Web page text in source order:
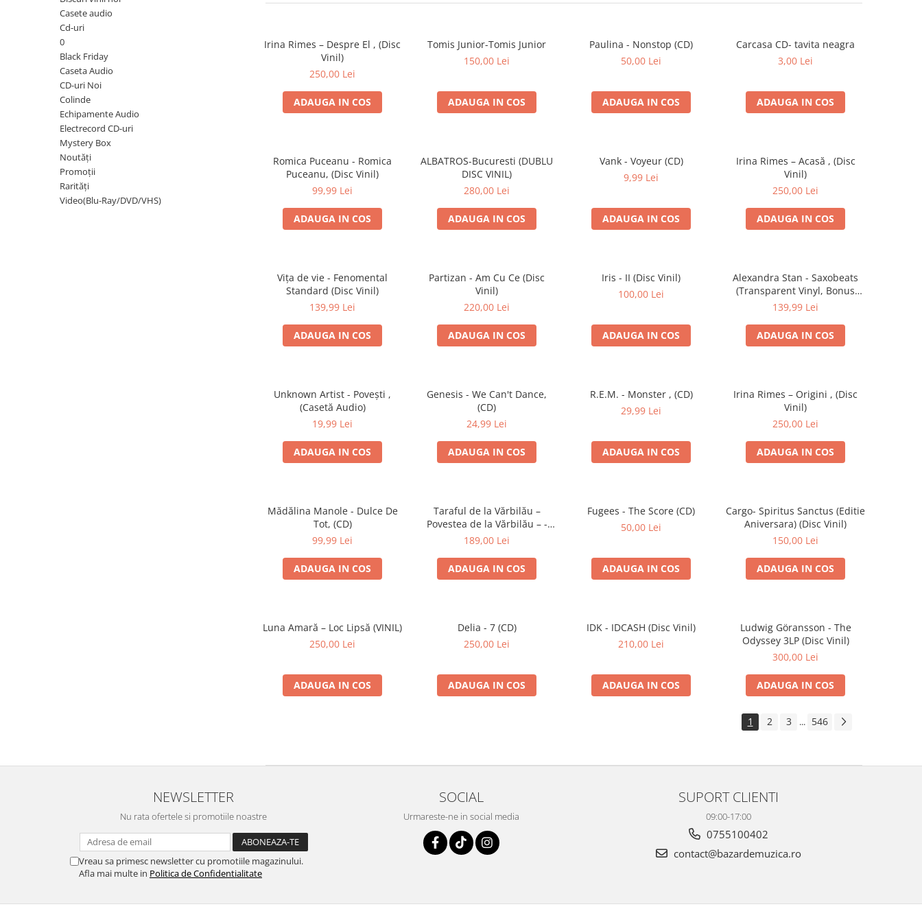
Viniluri Românești
Colecția Electrecord
Casete audio
Cd-uri
0
Black Friday
Caseta Audio
CD-uri Noi
Colinde
Echipamente Audio
Electrecord CD-uri
Mystery Box
Noutăți
Promoții
Rarități
Video(Blu-Ray/DVD/VHS)
Irina Rimes – Despre El , (Disc
Vinil)
250,00 Lei
ADAUGA IN COS
Tomis Junior-Tomis Junior
150,00 Lei
ADAUGA IN COS
Paulina - Nonstop (CD)
50,00 Lei
ADAUGA IN COS
Carcasa CD- tavita neagra
3,00 Lei
ADAUGA IN COS
Romica Puceanu - Romica
Puceanu, (Disc Vinil)
99,99 Lei
ADAUGA IN COS
ALBATROS-Bucuresti (DUBLU
DISC VINIL)
280,00 Lei
ADAUGA IN COS
Vank - Voyeur (CD)
9,99 Lei
ADAUGA IN COS
Irina Rimes – Acasă , (Disc
Vinil)
250,00 Lei
ADAUGA IN COS
Vița de vie - Fenomental
Standard (Disc Vinil)
139,99 Lei
ADAUGA IN COS
Partizan - Am Cu Ce (Disc
Vinil)
220,00 Lei
ADAUGA IN COS
Iris - II (Disc Vinil)
100,00 Lei
ADAUGA IN COS
Alexandra Stan - Saxobeats
(Transparent Vinyl, Bonus
Tracks) ) (Disc Vinil)
139,99 Lei
ADAUGA IN COS
Unknown Artist - Povești ,
(Casetă Audio)
19,99 Lei
ADAUGA IN COS
Genesis - We Can't Dance,
(CD)
24,99 Lei
ADAUGA IN COS
R.E.M. - Monster , (CD)
29,99 Lei
ADAUGA IN COS
Irina Rimes – Origini , (Disc
Vinil)
250,00 Lei
ADAUGA IN COS
Mădălina Manole - Dulce De
Tot, (CD)
99,99 Lei
ADAUGA IN COS
Taraful de la Vărbilău –
Povestea de la Vărbilău – -
Electrecord, (Disc Vinil)
189,00 Lei
ADAUGA IN COS
Fugees - The Score (CD)
50,00 Lei
ADAUGA IN COS
Cargo- Spiritus Sanctus (Editie
Aniversara) (Disc Vinil)
150,00 Lei
ADAUGA IN COS
Luna Amară – Loc Lipsă (VINIL)
250,00 Lei
ADAUGA IN COS
Delia - 7 (CD)
250,00 Lei
ADAUGA IN COS
IDK - IDCASH (Disc Vinil)
210,00 Lei
ADAUGA IN COS
Ludwig Göransson - The
Odyssey 3LP (Disc Vinil)
300,00 Lei
ADAUGA IN COS
1 2 3 ... 546
NEWSLETTER
Nu rata ofertele si promotiile noastre
Vreau sa primesc newsletter cu promotiile magazinului.
Afla mai multe in Politica de Confidentialitate
SOCIAL
Urmareste-ne in social media
SUPORT CLIENTI
09:00-17:00
0755100402
contact@bazardemuzica.ro